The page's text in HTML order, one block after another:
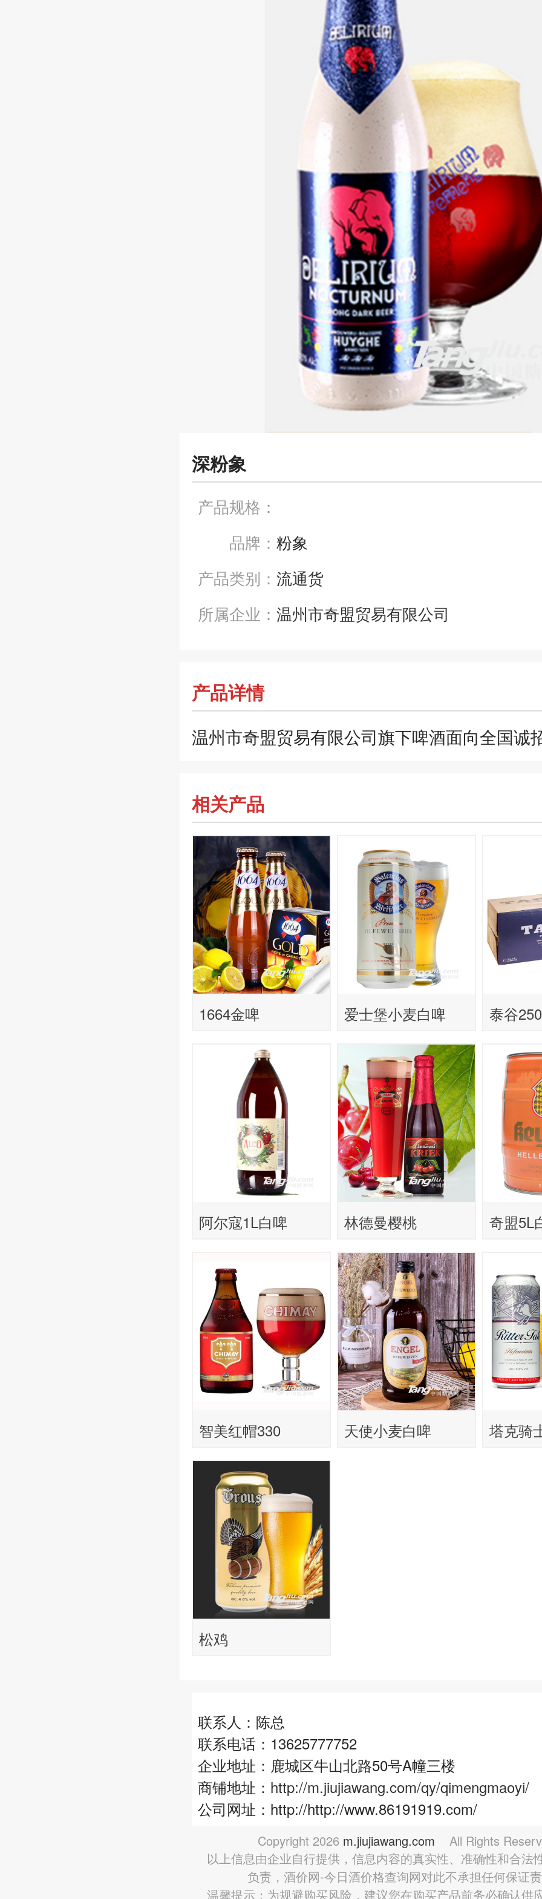
深粉象
产品规格：
品牌： 粉象
产品类别： 流通货
所属企业： 温州市奇盟贸易有限公司
产品详情
温州市奇盟贸易有限公司旗下啤酒面向全国诚
相关产品
1664金啤 爱士堡小麦白啤
泰谷
阿尔寇1L白啤 林德曼樱桃 奇盟5L
智美红帽330 天使小麦白啤 塔克骑
松鸡
联系人：陈总
联系电话：13625777752
企业地址：鹿城区牛山北路50号A幢三楼
商铺地址： http://m.jiujiawang.com/qy/qimengmaoyi/
公司网址：http://http://www.86191919.com/
Copyright 2026 m.jiujiawang.com All Rights
以上信息由企业自行提供，信息内容的真实性、准确性和合法
负责，酒价网-今日酒价格查询网对此不承担任何保证
温馨提示：为规避购买风险，建议您在购买产品前务必确认供